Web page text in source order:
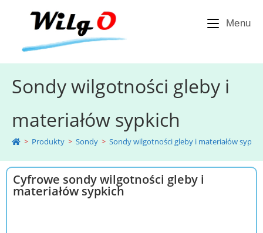
Menu
Sondy wilgotności gleby i
materiałów sypkich
> Produkty > Sondy > Sondy wilgotności gleby i materiałów
Cyfrowe sondy wilgotności gleby i
materiałów sypkich